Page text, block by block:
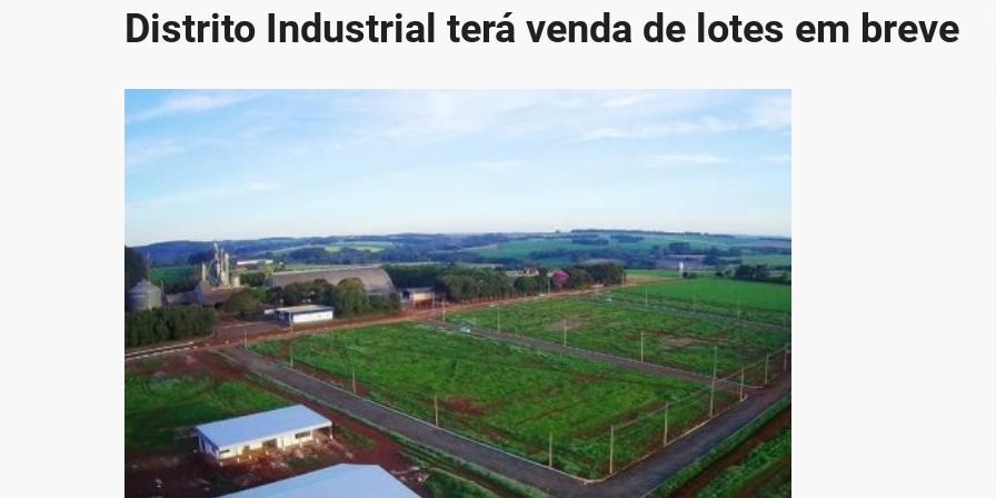
Distrito Industrial terá venda de lotes em breve